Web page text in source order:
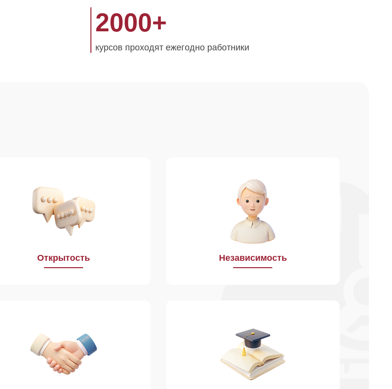
2000+
курсов проходят ежегодно работники
Открытость
Мы готовы к общению,
восприимчивы к новым знаниям
и подходам в работе.
Независимость
Мы самостоятельны в принятии
решений, уважаем
индивидуальность окружающих,
отсутствие зависимости от влияния
других лиц и обстоятельств,
от устоявшихся предубеждений
и стереотипов. Мы поддерживаем
партнёрства.
заявителям, заказчикам
и контрагентам. Мы всегда
внимательно слушаем и слышим
друг друга вне зависимости
Мы постоянно развиваемся
и учимся. Наши опытные работники
помогают овладевать
профессиональными навыками
и определёнными компетенциями,